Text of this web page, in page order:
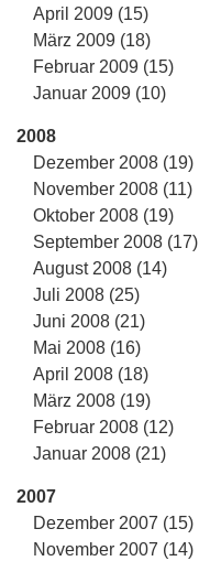
April 2009 (15)
März 2009 (18)
Februar 2009 (15)
Januar 2009 (10)
2008
Dezember 2008 (19)
November 2008 (11)
Oktober 2008 (19)
September 2008 (17)
August 2008 (14)
Juli 2008 (25)
Juni 2008 (21)
Mai 2008 (16)
April 2008 (18)
März 2008 (19)
Februar 2008 (12)
Januar 2008 (21)
2007
Dezember 2007 (15)
November 2007 (14)